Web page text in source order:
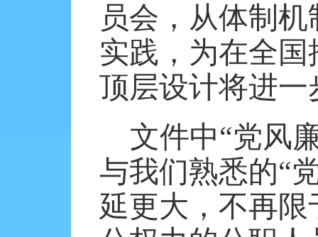
员会，从体制
实践，为在全
顶层设计将进一
文件中“党风
与我们熟悉的“
延更大，不再